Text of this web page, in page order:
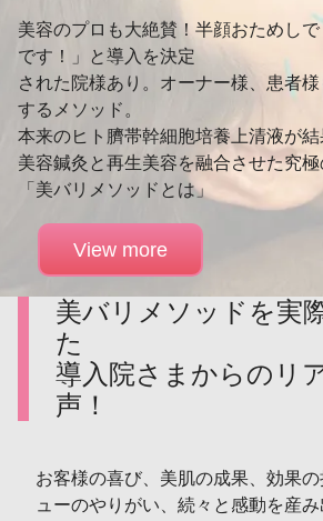
美容のプロも⼤絶賛！半顔おためし
です！」と導⼊を決定
された院様あり。オーナー様、患者
するメソッド。
本来のヒト臍帯幹細胞培養上清液が
美容鍼灸と再⽣美容を融合させた究
「美バリメソッドとは」
View more
美バリメソッドを実
た
導入院さまからのリ
声！
お客様の喜び、美肌の成果、効果
ューのやりがい、続々と感動を産